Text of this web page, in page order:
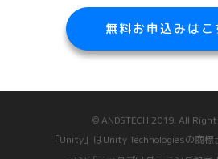
無料お申込みはこ
© ANDSTECH 2019. All
「Unity」はUnity Technologiesの商標